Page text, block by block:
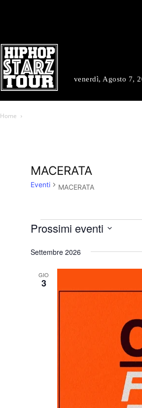
venerdì, Agosto 7,
Home
MACERATA
Eventi MACERATA
Eventi
Prossimi eventi
la
Settembre 2026
GIO
3